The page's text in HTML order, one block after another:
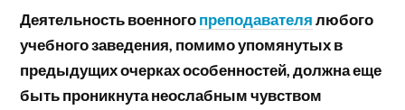
Деятельность военногопреподавателялюбого
учебного заведения, помимо упомянутых в
предыдущих очерках особенностей, должна еще
быть проникнута неослабным чувством